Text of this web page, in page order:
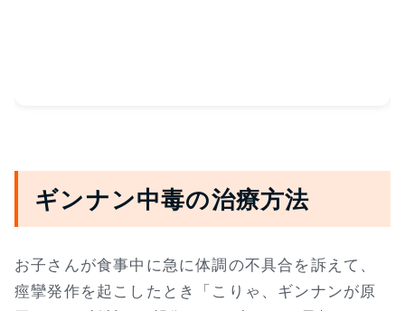
ギンナン中毒の治療方法
お子さんが食事中に急に体調の不具合を訴えて、
痙攣発作を起こしたとき「こりゃ、ギンナンが原